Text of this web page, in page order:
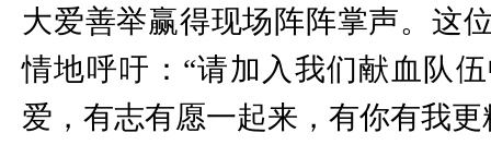
大爱善举赢得现场阵阵掌声。这
情地呼吁：“请加入我们献血队
爱，有志有愿一起来，有你有我更